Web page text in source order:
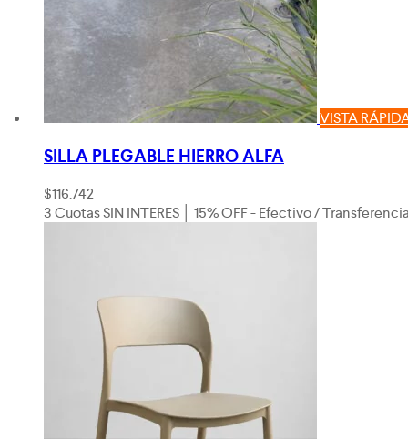
VISTA
SILLA PLEGABLE HIERRO ALFA
$116.742
3 Cuotas SIN INTERES │ 15% OFF - Efectivo /